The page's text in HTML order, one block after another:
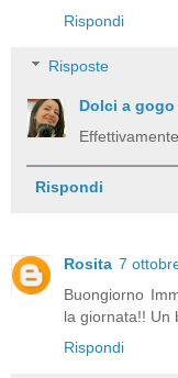
Rispondi
Risposte
Dolci a gogo
Rispondi
Rosita 7
Buongiorno
la giornata!! Un
Rispondi